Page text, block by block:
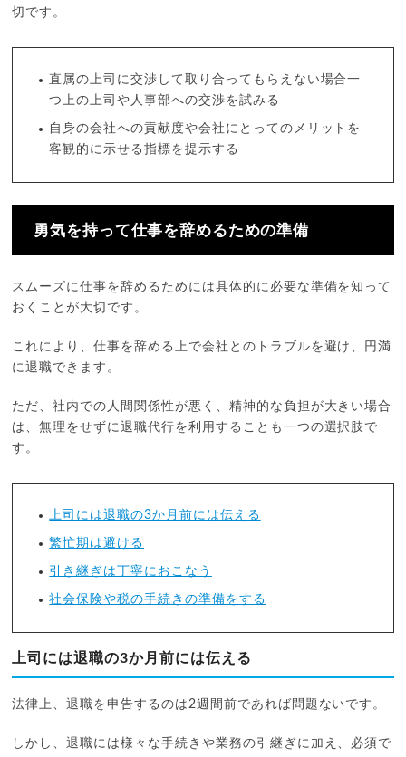
切です。
直属の上司に交渉して取り合ってもらえない場合一
つ上の上司や人事部への交渉を試みる
自身の会社への貢献度や会社にとってのメリットを
客観的に示せる指標を提示する
勇気を持って仕事を辞めるための準備
スムーズに仕事を辞めるためには具体的に必要な準備を知って
おくことが大切です。
これにより、仕事を辞める上で会社とのトラブルを避け、円満
に退職できます。
ただ、社内での人間関係性が悪く、精神的な負担が大きい場合
は、無理をせずに退職代行を利用することも一つの選択肢で
す。
上司には退職の3か月前には伝える
繁忙期は避ける
引き継ぎは丁寧におこなう
社会保険や税の手続きの準備をする
上司には退職の3か月前には伝える
法律上、退職を申告するのは2週間前であれば問題ないです。
しかし、退職には様々な手続きや業務の引継ぎに加え、必須で